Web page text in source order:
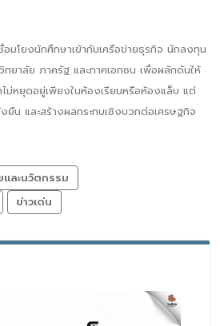
มโยงนักศึกษาเข้ากับเครือข่ายธุรกิจ นักลงทุน
ยาลัย ภาครัฐ และภาคเอกชน เพื่อผลักดันให้
ม่หยุดอยู่เพียงในห้องเรียนหรือห้องแล็บ แต่
น และสร้างผลกระทบเชิงบวกต่อเศรษฐกิจ
และนวัตกรรม
ข่าวเด่น